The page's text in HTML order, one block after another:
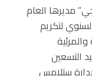
مديرها العام
لتكريم
التسعين
ستلامس